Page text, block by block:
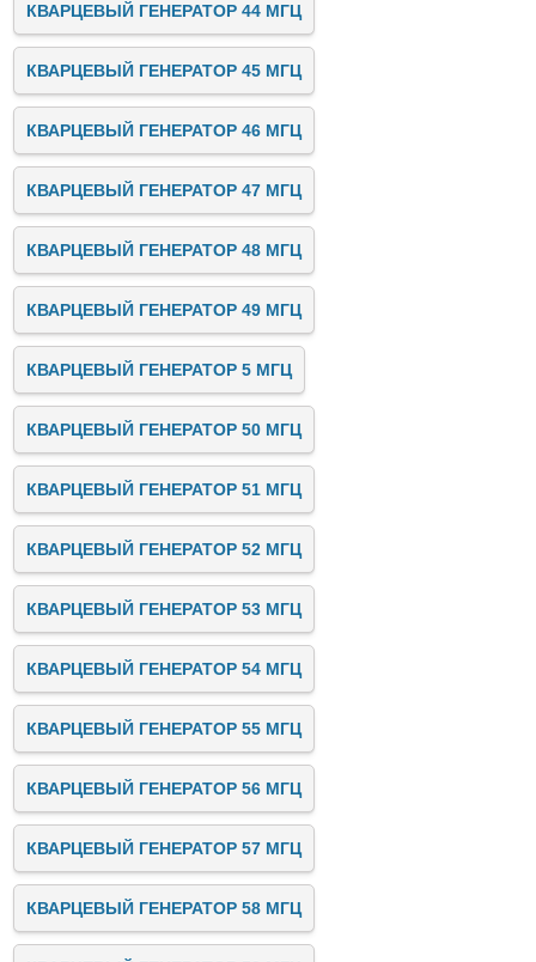
КВАРЦЕВЫЙ ГЕНЕРАТОР 44 МГЦ
КВАРЦЕВЫЙ ГЕНЕРАТОР 45 МГЦ
КВАРЦЕВЫЙ ГЕНЕРАТОР 46 МГЦ
КВАРЦЕВЫЙ ГЕНЕРАТОР 47 МГЦ
КВАРЦЕВЫЙ ГЕНЕРАТОР 48 МГЦ
КВАРЦЕВЫЙ ГЕНЕРАТОР 49 МГЦ
КВАРЦЕВЫЙ ГЕНЕРАТОР 5 МГЦ
КВАРЦЕВЫЙ ГЕНЕРАТОР 50 МГЦ
КВАРЦЕВЫЙ ГЕНЕРАТОР 51 МГЦ
КВАРЦЕВЫЙ ГЕНЕРАТОР 52 МГЦ
КВАРЦЕВЫЙ ГЕНЕРАТОР 53 МГЦ
КВАРЦЕВЫЙ ГЕНЕРАТОР 54 МГЦ
КВАРЦЕВЫЙ ГЕНЕРАТОР 55 МГЦ
КВАРЦЕВЫЙ ГЕНЕРАТОР 56 МГЦ
КВАРЦЕВЫЙ ГЕНЕРАТОР 57 МГЦ
КВАРЦЕВЫЙ ГЕНЕРАТОР 58 МГЦ